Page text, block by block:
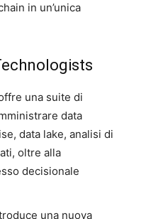
in un’unica
una suite di
data
data lake, analisi di
oltre alla
decisionale
una nuova